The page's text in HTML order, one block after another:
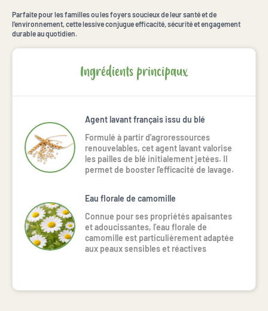
Parfaite pour les familles ou les foyers soucieux de leur santé et de
l’environnement, cette lessive conjugue efficacité, sécurité et engagement
durable au quotidien.
Ingrédients principaux
Agent lavant français issu du blé
Formulé à partir d'agroressources
renouvelables, cet agent lavant valorise
les pailles de blé initialement jetées. Il
permet de booster l'efficacité de lavage.
Eau florale de camomille
Connue pour ses propriétés apaisantes
et adoucissantes, l’eau florale de
camomille est particulièrement adaptée
aux peaux sensibles et réactives